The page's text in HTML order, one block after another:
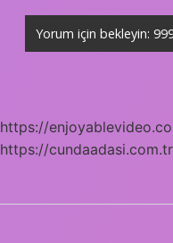
https://
https://cundaadasi.com.tr